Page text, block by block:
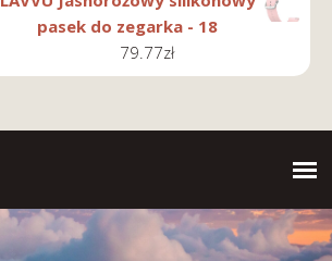
pasek do zegarka - 18
79.77zł